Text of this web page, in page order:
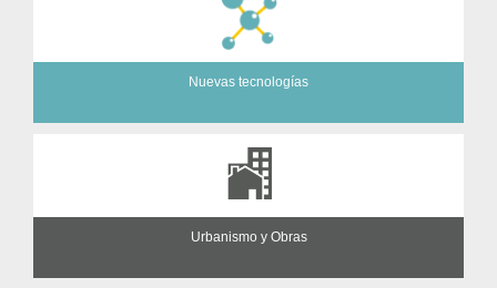
Nuevas tecnologías
Urbanismo y Obras